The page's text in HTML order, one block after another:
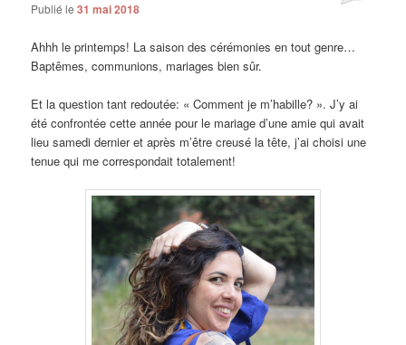
Publié le31 mai 2018
Ahhh le printemps! La saison des cérémonies en tout genre…
Baptêmes, communions, mariages bien sûr.
Et la question tant redoutée: « Comment je m’habille? ». J’y ai
été confrontée cette année pour le mariage d’une amie qui avait
lieu samedi dernier et après m’être creusé la tête, j’ai choisi une
tenue qui me correspondait totalement!